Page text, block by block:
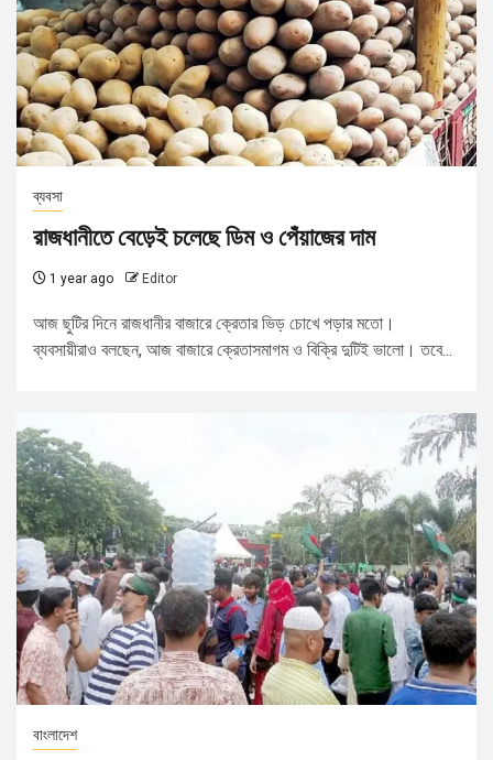
ব্যবসা
রাজধানীতে বেড়েই চলেছে ডিম ও পেঁয়াজের দাম
1 year ago Editor
আজ ছুটির দিনে রাজধানীর বাজারে ক্রেতার ভিড় চোখে পড়ার মতো।
ব্যবসায়ীরাও বলছেন, আজ বাজারে ক্রেতাসমাগম ও বিক্রি দুটিই ভালো। তবে...
বাংলাদেশ